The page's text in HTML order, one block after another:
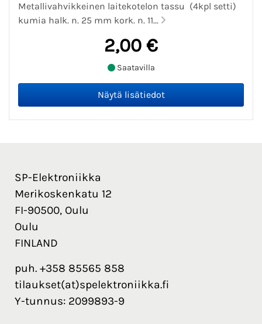
Metallivahvikkeinen laitekotelon tassu (4kpl setti)
kumia halk. n. 25 mm kork. n. 11...
2,00 €
Saatavilla
SP-Elektroniikka
Merikoskenkatu 12
FI-90500, Oulu
Oulu
FINLAND
puh. +358 85565 858
tilaukset(at)spelektroniikka.fi
Y-tunnus: 2099893-9